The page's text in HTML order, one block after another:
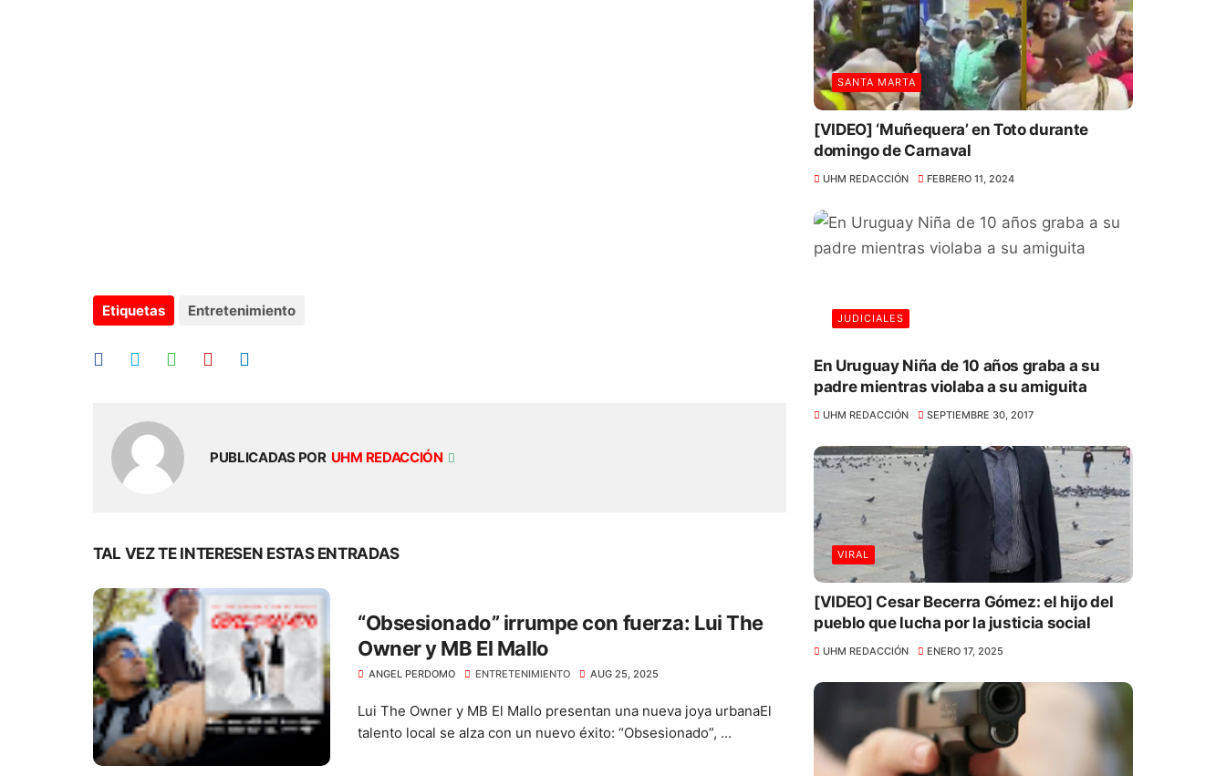
Etiquetas Entretenimiento
PUBLICADAS POR UHM REDACCIÓN
TAL VEZ TE INTERESEN ESTAS ENTRADAS
“Obsesionado” irrumpe con fuerza: Lui The
Owner y MB El Mallo
ANGEL PERDOMO ENTRETENIMIENTO AUG 25, 2025
Lui The Owner y MB El Mallo presentan una nueva joya urbanaEl
talento local se alza con un nuevo éxito: “Obsesionado”, ...
SANTA MARTA
[VIDEO] ‘Muñequera’ en Toto durante
domingo de Carnaval
UHM REDACCIÓN FEBRERO 11, 2024
JUDICIALES
En Uruguay Niña de 10 años graba a su
padre mientras violaba a su amiguita
UHM REDACCIÓN SEPTIEMBRE 30, 2017
VIRAL
[VIDEO] Cesar Becerra Gómez: el hijo del
pueblo que lucha por la justicia social
UHM REDACCIÓN ENERO 17, 2025